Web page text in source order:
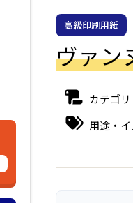
高級印刷用紙
ヴァン
カテゴリ
用途・